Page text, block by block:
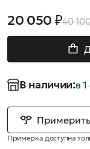
20 050 ₽40
В наличии:в
Примерка доступна